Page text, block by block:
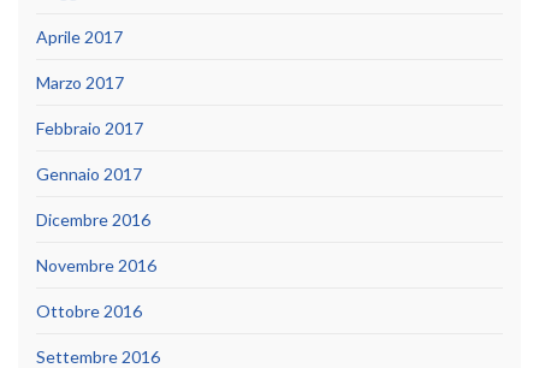
Aprile 2017
Marzo 2017
Febbraio 2017
Gennaio 2017
Dicembre 2016
Novembre 2016
Ottobre 2016
Settembre 2016